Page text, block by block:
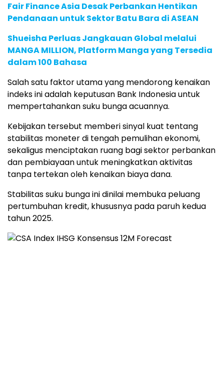
Fair Finance Asia Desak Perbankan Hentikan
Pendanaan untuk Sektor Batu Bara di ASEAN
Shueisha Perluas Jangkauan Global melalui
MANGA MILLION, Platform Manga yang Tersedia
dalam 100 Bahasa
Salahsatu faktorutamayang mendorong kenaikan
indeksiniadalah keputusan Bank Indonesiauntuk
mempertahankansuku bungaacuannya.
Kebijakan tersebut memberisinyal kuat tentang
stabilitas moneterdi tengah pemulihanekonomi,
sekaligus menciptakan ruang bagisektor perbankan
dan pembiayaanuntuk meningkatkanaktivitas
tanpa tertekanoleh kenaikan biayadana.
Stabilitassuku bungainidinilai membuka peluang
pertumbuhan kredit, khususnya pada paruh kedua
tahun2025.